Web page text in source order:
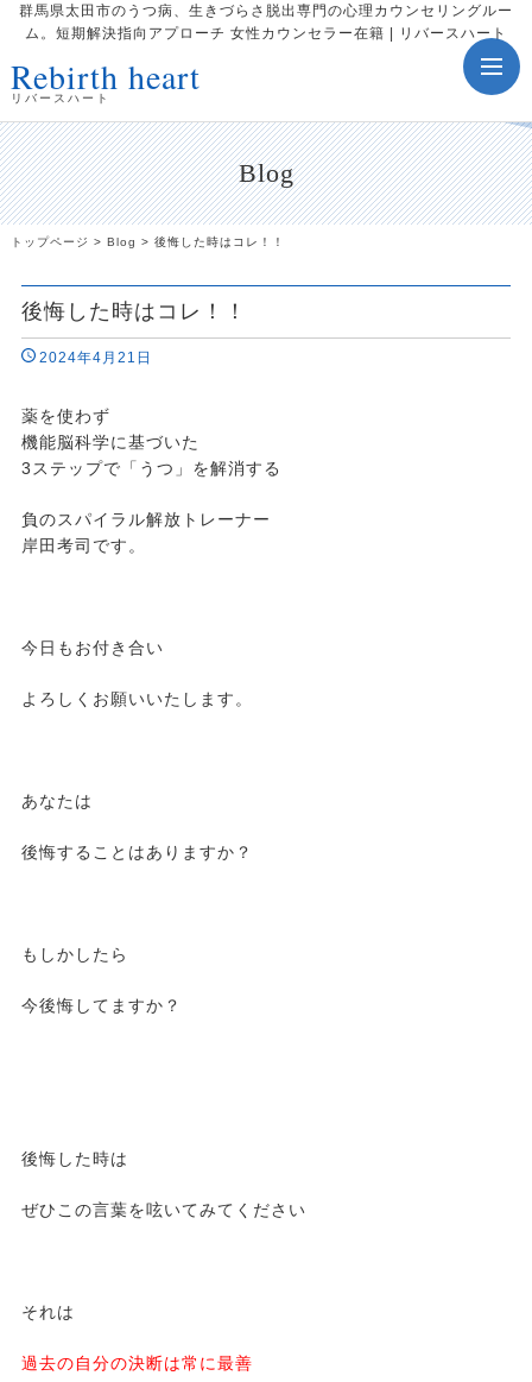
群馬県太田市のうつ病、生きづらさ脱出専門の心理カウンセリングルー
ム。短期解決指向アプローチ 女性カウンセラー在籍 | リバースハート
Rebirth heart
リバースハート
Blog
トップページ > Blog > 後悔した時はコレ！！
後悔した時はコレ！！
2024年4月21日
薬を使わず
機能脳科学に基づいた
3ステップで「うつ」を解消する
負のスパイラル解放トレーナー
岸田考司です。
今日もお付き合い
よろしくお願いいたします。
あなたは
後悔することはありますか？
もしかしたら
今後悔してますか？
後悔した時は
ぜひこの言葉を呟いてみてください
それは
過去の自分の決断は常に最善
toggle